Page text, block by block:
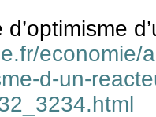
d’optimisme
economie/
d-un-